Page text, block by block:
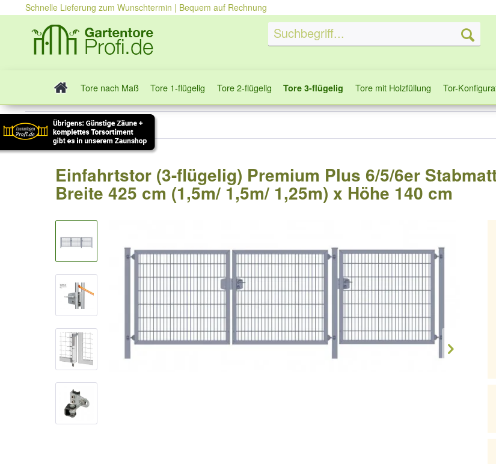
Schnelle Lieferung zum Wunschtermin | Bequem auf Rechnung
Tore nach Maß Tore 1-flügelig Tore 2-flügelig Tore 3-flügelig Tore mit Holzfüllung Tor-
Tore 3-flügelig
Einfahrtstor (3-flügelig) Premium Plus 6/5/6er
Breite 425 cm (1,5m/ 1,5m/ 1,25m) x Höhe 140 cm